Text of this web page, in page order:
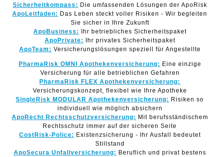
Sicherheitkompass: Die umfassenden Lösungen der ApoRisk
ApoLeitfaden: Das Leben steckt voller Risiken - Wir begleiten
Sie sicher in Ihre Zukunft
ApoBusiness: Ihr betriebliches Sicherheitspaket
ApoPrivate: Ihr privates Sicherheitspaket
ApoTeam: Versicherungslösungen speziell für Angestellte
PharmaRisk OMNI Apothekenversicherung: Eine einzige
Versicherung für alle betrieblichen Gefahren
PharmaRisk FLEX Apothekenversicherung:
Versicherungskonzept, flexibel wie Ihre Apotheke
SingleRisk MODULAR Apothekenversicherung: Risiken so
individuell wie möglich absichern
ApoRecht Rechtsschutzversicherung: Mit berufsständischem
Rechtsschutz immer auf der sicheren Seite
CostRisk-Police: Existenzsicherung - Ihr Ausfall bedeutet
Stillstand
ApoSecura Unfallversicherung: Beruflich und privat bestens